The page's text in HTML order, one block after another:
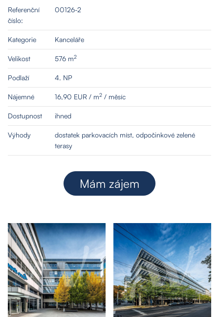
Nemovitosti
Kontakt
Referenční
číslo:
00126-2
Kategorie Kanceláře
Velikost 576 m2
Podlaží 4. NP
Nájemné 16,90 EUR / m2 / měsíc
Dostupnost ihned
Výhody
dostatek parkovacích míst, odpočinkové zelené
terasy
Mám zájem